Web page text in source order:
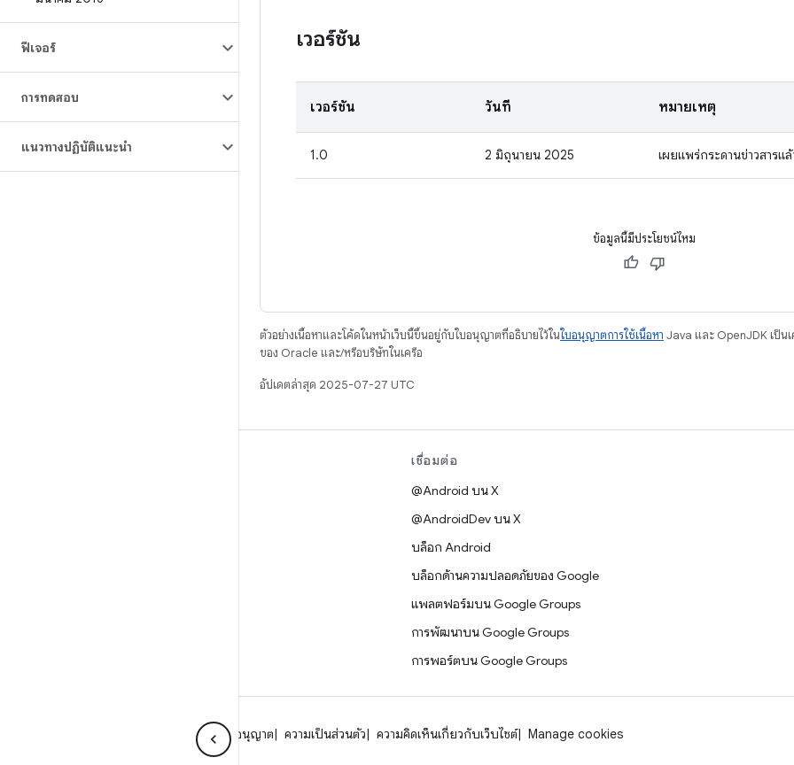
ฟีเจอร์
การทดสอบ
แนวทางปฏิบัติแนะนำ
เวอร์ชัน
เวอร์ชัน วันที่ หมายเหตุ
1.0 2 มิถุนายน 2025 เผยแพร่กระดานข่าวสารแล้
ข้อมูลนี้มีประโยชน์ไหม
ตัวอย่างเนื้อหาและโค้ดในหน้าเว็บนี้ขึ้นอยู่กับใบอนุญาตที่อธิบายไว้ในใบอนุญาตการใช้เนื้อหา Java และ OpenJDK เป็นเ
ของ Oracle และ/หรือบริษัทในเครือ
อัปเดตล่าสุด 2025-07-27 UTC
เชื่อมต่อ
@Android บน X
@AndroidDev บน X
บล็อก Android
บล็อกด้านความปลอดภัยของ Google
แพลตฟอร์มบน Google Groups
การพัฒนาบน Google Groups
การพอร์ตบน Google Groups
กฎหมาย ใบอนุญาต ความเป็นส่วนตัว ความคิดเห็นเกี่ยวกับเว็บไซต์ Manage cookies